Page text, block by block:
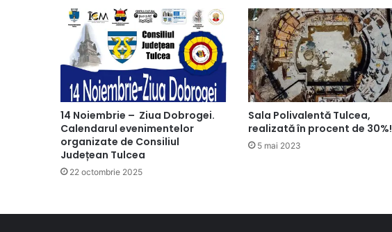
14 Noiembrie – Ziua Dobrogei.
Calendarul evenimentelor
organizate de Consiliul
Județean Tulcea
22 octombrie 2025
Sala Polivalentă Tulcea,
realizată în procent de 30%!
5 mai 2023